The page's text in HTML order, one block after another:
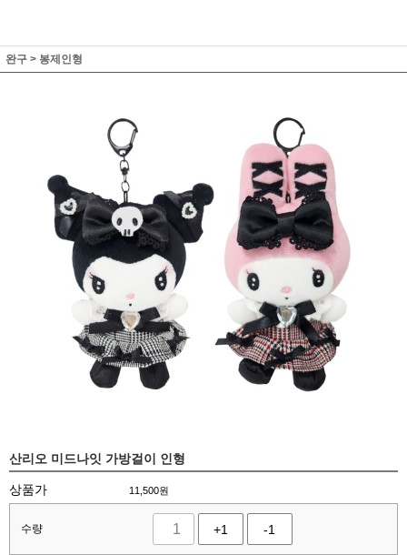
완구 > 봉제인형
산리오 미드나잇 가방걸이 인형
상품가 11,500원
수량 +1 -1